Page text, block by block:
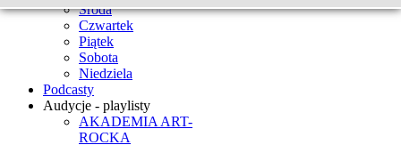
Środa
Czwartek
Piątek
Sobota
Niedziela
Podcasty
Audycje - playlisty
AKADEMIA ART-
ROCKA